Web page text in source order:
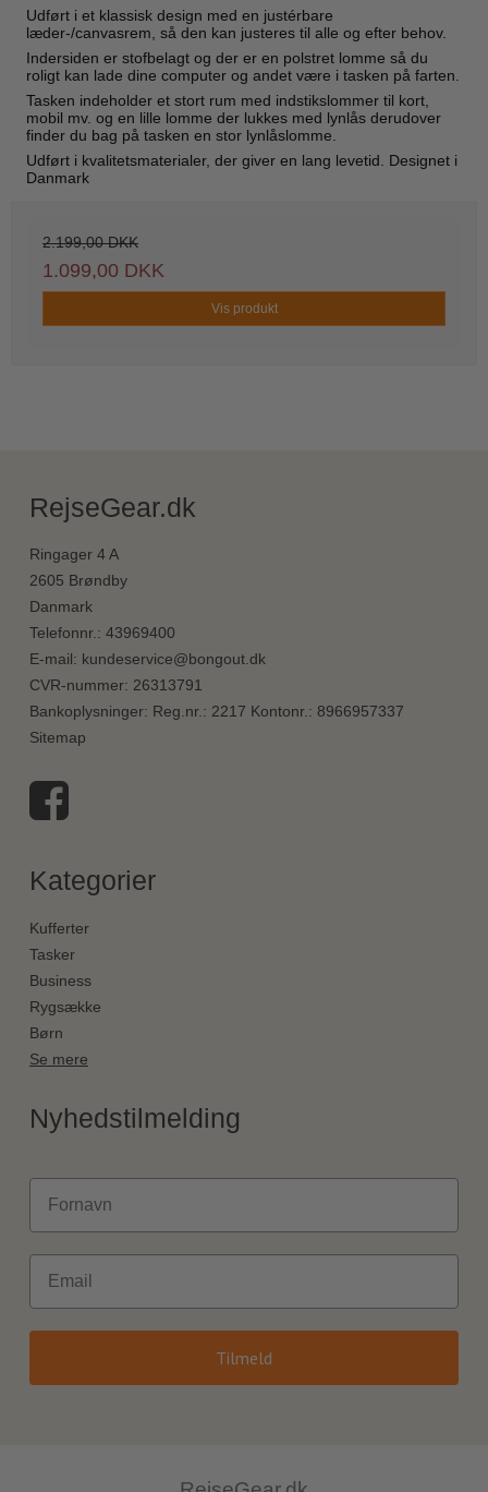
Udført i et klassisk design med en justérbare
læder-/canvasrem, så den kan justeres til alle og efter behov.
Indersiden er stofbelagt og der er en polstret lomme så du
roligt kan lade dine computer og andet være i tasken på farten.
Tasken indeholder et stort rum med indstikslommer til kort,
mobil mv. og en lille lomme der lukkes med lynlås derudover
finder du bag på tasken en stor lynlåslomme.
Udført i kvalitetsmaterialer, der giver en lang levetid. Designet i
Danmark
2.199,00 DKK
1.099,00 DKK
Vis produkt
RejseGear.dk
Ringager 4 A
2605 Brøndby
Danmark
Telefonnr.: 43969400
E-mail: kundeservice@bongout.dk
CVR-nummer: 26313791
Bankoplysninger: Reg.nr.: 2217 Kontonr.: 8966957337
Sitemap
Kategorier
Kufferter
Tasker
Business
Rygsække
Børn
Se mere
Nyhedstilmelding
Fornavn
Email
Tilmeld